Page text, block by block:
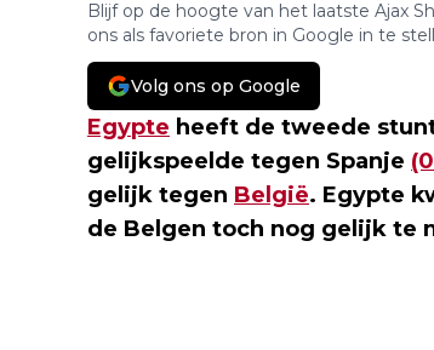
Blijf op de hoogte van het laatste Ajax
ons als favoriete bron in Google in te
Volg ons op Google
Egypte heeft de tweede
gelijkspeelde tegen Spanje
gelijk tegen België. Egypte
de Belgen toch nog gelijk te